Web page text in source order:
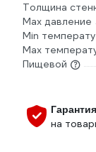
Толщина
Max давление
Min
Мах
Пищевой
на